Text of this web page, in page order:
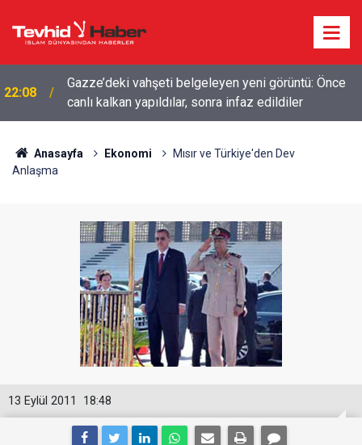
Gazze’deki vahşeti belgeleyen yeni görüntü: Önce
canlı kalkan yapıldılar, sonra infaz edildiler
19:17
HAMAS ANLAŞMAYA BAĞLILIĞINI YİNELEDİ:
SÖZDE GARANTÖRLER NETANYAHU’YA NEDEN
DUR DİYEMİYOR?
Anasayfa Ekonomi
Mısır ve Türkiye'den Dev
Anlaşma
18:48
13 Eylül 2011